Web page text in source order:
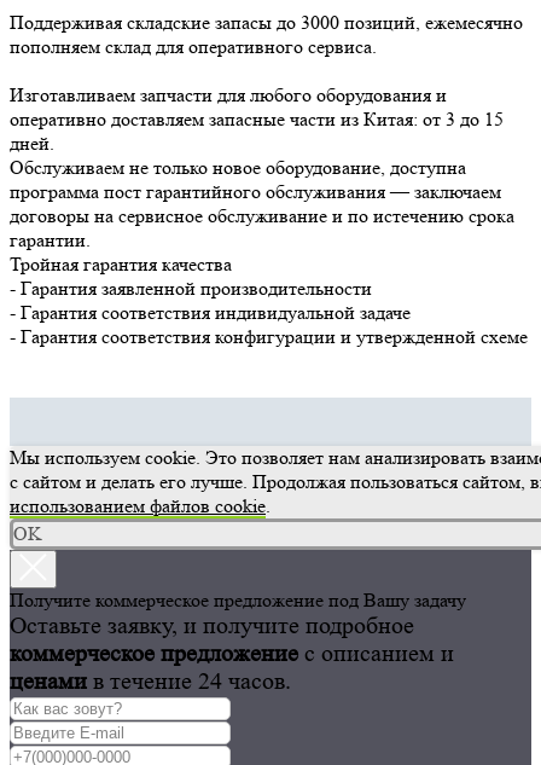
Поддерживая складские запасы до 3000 позиций, ежемесячно
пополняем склад для оперативного сервиса.
Изготавливаем запчасти для любого оборудования и
оперативно доставляем запасные части из Китая: от 3 до 15
дней.
Обслуживаем не только новое оборудование, доступна
программа пост гарантийного обслуживания — заключаем
договоры на сервисное обслуживание и по истечению срока
гарантии.
Тройная гарантия качества
- Гарантия заявленной производительности
- Гарантия соответствия индивидуальной задаче
- Гарантия соответствия конфигурации и утвержденной схеме
Мы используем cookie. Это позволяет нам анализировать
с сайтом и делать его лучше. Продолжая пользоваться сайтом,
использованием файлов cookie.
OK
Получите коммерческое предложение под Вашу задачу
Оставьте заявку, и получите подробное
коммерческое предложение с описанием и
ценами в течение 24 часов.